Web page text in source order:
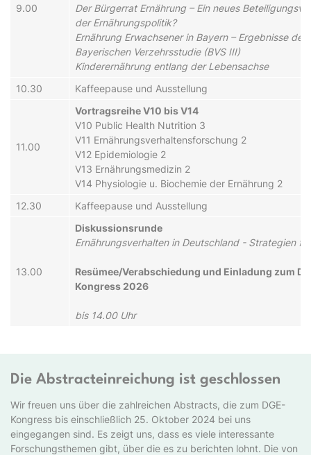
9.00
Der Bürgerrat Ernährung – Ein neues
der Ernährungspolitik?
Ernährung Erwachsener in Bayern – Ergebnisse der
Bayerischen Verzehrsstudie (BVS III)
Kinderernährung entlang der Lebensachse
10.30
Kaffeepause und Ausstellung
11.00
Vortragsreihe V10 bis V14
V10 Public Health Nutrition 3
V11 Ernährungsverhaltensforschung 2
V12 Epidemiologie 2
V13 Ernährungsmedizin 2
V14 Physiologie u. Biochemie der Ernährung 2
12.30
Kaffeepause und Ausstellung
13.00
Diskussionsrunde
Ernährungsverhalten in Deutschland - Strategien
Resümee/Verabschiedung und Einladung zum
Kongress 2026
bis 14.00 Uhr
Die Abstracteinreichung ist geschlossen
Wir freuen uns über die zahlreichen Abstracts, die zum DGE-
Kongress bis einschließlich 25. Oktober 2024 bei uns
eingegangen sind. Es zeigt uns, dass es viele interessante
Forschungsthemen gibt, über die es zu berichten lohnt. Die von